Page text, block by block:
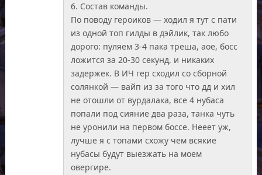
6. Состав команды.
По поводу героиков — ходил я тут с пати
из одной топ гилды в дэйлик, так любо
дорого: пуляем 3-4 пака треша, аое, босс
ложится за 20-30 секунд, и никаких
задержек. В ИЧ гер сходил со сборной
солянкой — вайп из за того что дд и хил
не отошли от вурдалака, все 4 нубаса
попали под сияние два раза, танка чуть
не уронили на первом боссе. Нееет уж,
лучше я с топами схожу чем всякие
нубасы будут выезжать на моем
овергире.